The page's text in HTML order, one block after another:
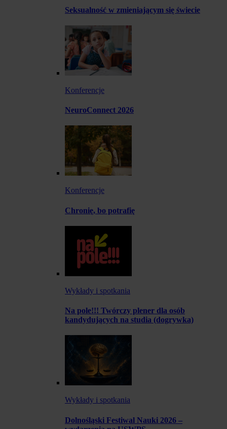
Seksualność w zmieniającym się świecie
Konferencje
NeuroConnect 2026
Konferencje
Chronię, bo potrafię
Wykłady i spotkania
Na pole!!! Twórczy plener dla osób
kandydujących na studia (dogrywka)
Wykłady i spotkania
Dolnośląski Festiwal Nauki 2026 –